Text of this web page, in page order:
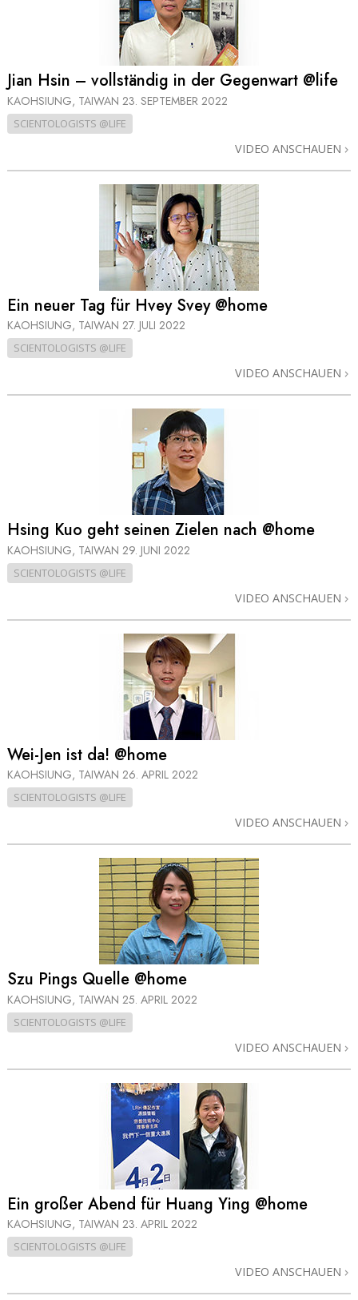
Jian Hsin – vollständig in der Gegenwart @life
KAOHSIUNG, TAIWAN 23. SEPTEMBER 2022
SCIENTOLOGISTS @LIFE
VIDEO ANSCHAUEN
Ein neuer Tag für Hvey Svey @home
KAOHSIUNG, TAIWAN 27. JULI 2022
SCIENTOLOGISTS @LIFE
VIDEO ANSCHAUEN
Hsing Kuo geht seinen Zielen nach @home
KAOHSIUNG, TAIWAN 29. JUNI 2022
SCIENTOLOGISTS @LIFE
VIDEO ANSCHAUEN
Wei-Jen ist da! @home
KAOHSIUNG, TAIWAN 26. APRIL 2022
SCIENTOLOGISTS @LIFE
VIDEO ANSCHAUEN
Szu Pings Quelle @home
KAOHSIUNG, TAIWAN 25. APRIL 2022
SCIENTOLOGISTS @LIFE
VIDEO ANSCHAUEN
Ein großer Abend für Huang Ying @home
KAOHSIUNG, TAIWAN 23. APRIL 2022
SCIENTOLOGISTS @LIFE
VIDEO ANSCHAUEN